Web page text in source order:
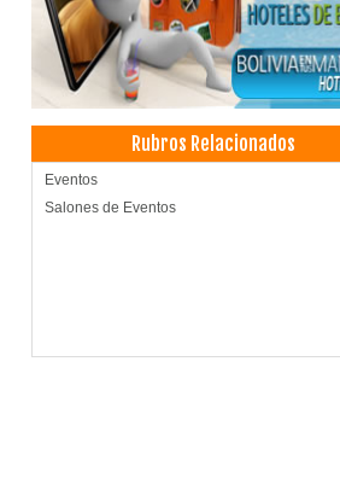
Rubros Relacionados
Eventos
Salones de Eventos